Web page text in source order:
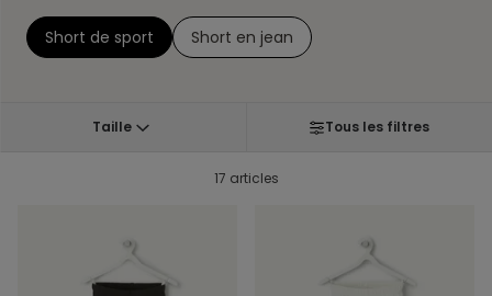
Short de sport Short en jean
Taille Tous les filtres
17 articles